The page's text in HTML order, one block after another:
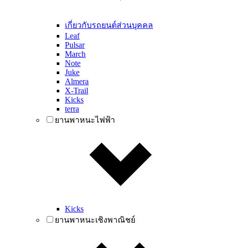
เกี่ยวกับรถยนต์ส่วนบุคคล
Leaf
Pulsar
March
Note
Juke
Almera
X-Trail
Kicks
terra
ยานพาหนะไฟฟ้า
Kicks
ยานพาหนะเชิงพาณิชย์